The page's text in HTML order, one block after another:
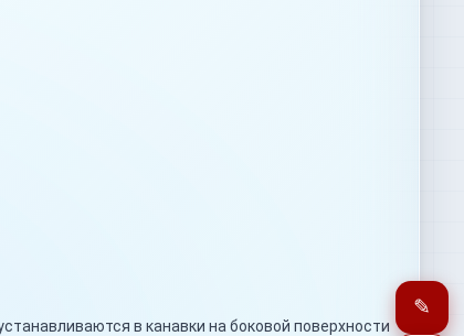
в канавки на боковой поверхности
✎